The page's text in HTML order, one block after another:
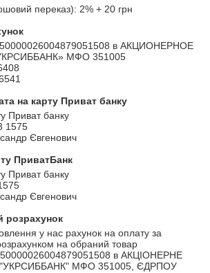
переказ): 2% + 20 грн
в АКЦИОНЕРНОЕ
МФО 351005
на карту Приват банку
Приват банку
1575
Євгенович
ПриватБанк
Приват банку
Євгенович
розрахунок
у нас рахунок на оплату за
на обраний товар
в АКЦІОНЕРНЕ
МФО 351005, ЄДРПОУ